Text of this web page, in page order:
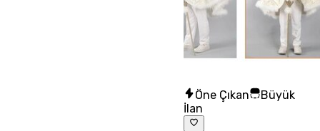
Öne Çıkan
Büyük
İlan